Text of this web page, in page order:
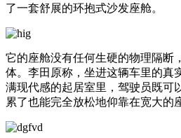
了一套舒展的环抱式沙发座舱。
它的座舱没有任何生硬的物理隔断
体。李田原称，坐进这辆车里的真
满现代感的起居室里，驾驶员既可
累了也能完全放松地仰靠在宽大的